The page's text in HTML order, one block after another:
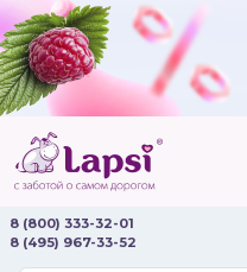
8 (800) 333-32-01
8 (495) 967-33-52